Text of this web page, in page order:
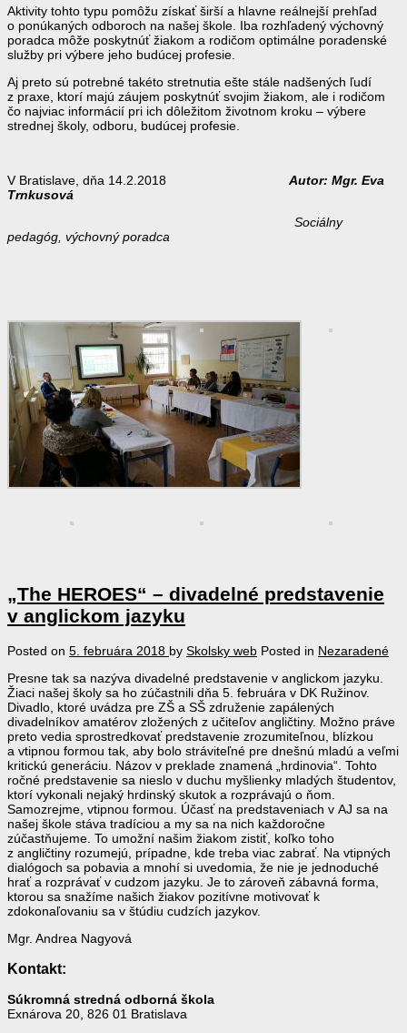
Aktivity tohto typu pomôžu získať širší a hlavne reálnejší prehľad
o ponúkaných odboroch na našej škole. Iba rozhľadený výchovný
poradca môže poskytnúť žiakom a rodičom optimálne poradenské
služby pri výbere jeho budúcej profesie.
Aj preto sú potrebné takéto stretnutia ešte stále nadšených ľudí
z praxe, ktorí majú záujem poskytnúť svojim žiakom, ale i rodičom
čo najviac informácií pri ich dôležitom životnom kroku – výbere
strednej školy, odboru, budúcej profesie.
V Bratislave, dňa 14.2.2018 Autor: Mgr. Eva
Trnkusová
Sociálny
pedagóg, výchovný poradca
„The HEROES“ – divadelné predstavenie
v anglickom jazyku
Posted on 5. februára 2018 by Skolsky web Posted in Nezaradené
Presne tak sa nazýva divadelné predstavenie v anglickom jazyku.
Žiaci našej školy sa ho zúčastnili dňa 5. februára v DK Ružinov.
Divadlo, ktoré uvádza pre ZŠ a SŠ združenie zapálených
divadelníkov amatérov zložených z učiteľov angličtiny. Možno práve
preto vedia sprostredkovať predstavenie zrozumiteľnou, blízkou
a vtipnou formou tak, aby bolo stráviteľné pre dnešnú mladú a veľmi
kritickú generáciu. Názov v preklade znamená „hrdinovia“. Tohto
ročné predstavenie sa nieslo v duchu myšlienky mladých študentov,
ktorí vykonali nejaký hrdinský skutok a rozprávajú o ňom.
Samozrejme, vtipnou formou. Účasť na predstaveniach v AJ sa na
našej škole stáva tradíciou a my sa na nich každoročne
zúčastňujeme. To umožní našim žiakom zistiť, koľko toho
z angličtiny rozumejú, prípadne, kde treba viac zabrať. Na vtipných
dialógoch sa pobavia a mnohí si uvedomia, že nie je jednoduché
hrať a rozprávať v cudzom jazyku. Je to zároveň zábavná forma,
ktorou sa snažíme našich žiakov pozitívne motivovať k
zdokonaľovaniu sa v štúdiu cudzích jazykov.
Mgr. Andrea Nagyová
Kontakt:
Súkromná stredná odborná škola
Exnárova 20, 826 01 Bratislava